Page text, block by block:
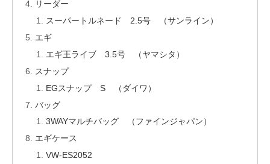
リーダー
スーパートルネード 2.5号 （サンライン）
エギ
エギ王ライブ 3.5号 （ヤマシタ）
スナップ
EGスナップ S （ダイワ）
バッグ
3WAYマルチバッグ （ファインジャパン）
エギケース
VW-ES2052